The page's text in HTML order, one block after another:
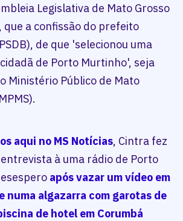
Legislativa de Mato Grosso
que a confissão do prefeito
de que 'selecionou uma
de Porto Murtinho', seja
Ministério Público de Mato
aqui no MS Notícias, Cintra fez
à uma rádio de Porto
após vazar um vídeo em
numa algazarra com garotas de
de hotel em Corumbá